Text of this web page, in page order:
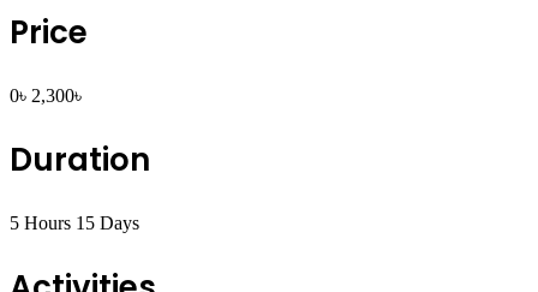
Price
0৳ 2,300৳
Duration
5 Hours 15 Days